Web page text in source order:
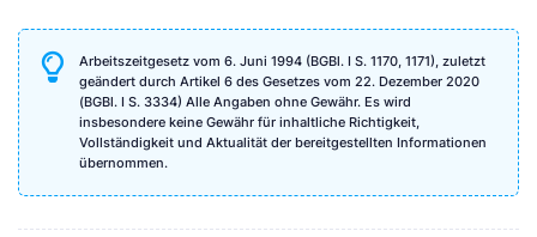
Arbeitszeitgesetz vom 6. Juni 1994 (BGBl. I S. 1170, 1171), zuletzt
geändert durch Artikel 6 des Gesetzes vom 22. Dezember 2020
(BGBl. I S. 3334) Alle Angaben ohne Gewähr. Es wird
insbesondere keine Gewähr für inhaltliche Richtigkeit,
Vollständigkeit und Aktualität der bereitgestellten Informationen
übernommen.